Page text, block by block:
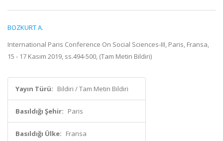
BOZKURT A.
International Paris Conference On Social Sciences-III, Paris, Fransa,
15 - 17 Kasım 2019, ss.494-500, (Tam Metin Bildiri)
Yayın Türü: Bildiri / Tam Metin Bildiri
Basıldığı Şehir: Paris
Basıldığı Ülke: Fransa